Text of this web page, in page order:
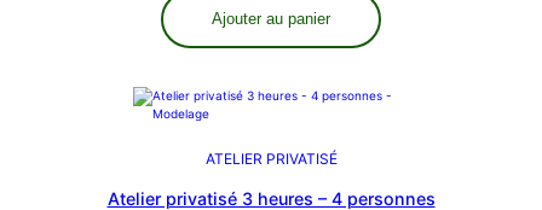
Ajouter au panier
ATELIER PRIVATISÉ
Atelier privatisé 3 heures – 4 personnes